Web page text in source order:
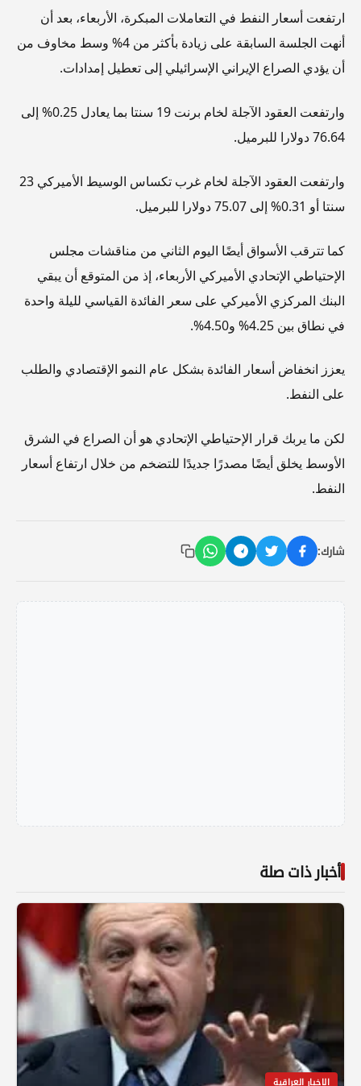
ارتفعت أسعار النفط في التعاملات المبكرة، الأربعاء، بعد أن
أنهت الجلسة السابقة على زيادة بأكثر من 4% وسط مخاوف من
أن يؤدي الصراع الإيراني الإسرائيلي إلى تعطيل إمدادات.
وارتفعت العقود الآجلة لخام برنت 19 سنتا بما يعادل 0.25% إلى
76.64 دولارا للبرميل.
وارتفعت العقود الآجلة لخام غرب تكساس الوسيط الأميركي 23
سنتا أو 0.31% إلى 75.07 دولارا للبرميل.
كما تترقب الأسواق أيضًا اليوم الثاني من مناقشات مجلس
الإحتياطي الإتحادي الأميركي الأربعاء، إذ من المتوقع أن يبقي
البنك المركزي الأميركي على سعر الفائدة القياسي لليلة واحدة
في نطاق بين 4.25% و4.50%.
يعزز انخفاض أسعار الفائدة بشكل عام النمو الإقتصادي والطلب
على النفط.
لكن ما يربك قرار الإحتياطي الإتحادي هو أن الصراع في الشرق
الأوسط يخلق أيضًا مصدرًا جديدًا للتضخم من خلال ارتفاع أسعار
النفط.
شارك:
أخبار ذات صلة
الاخبار العراقية